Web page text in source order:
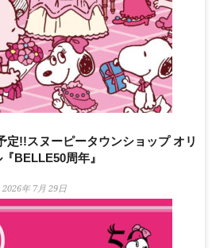
定!!スヌーピータウンショップ オリ
BELLE50周年』
2026年 7月 29日